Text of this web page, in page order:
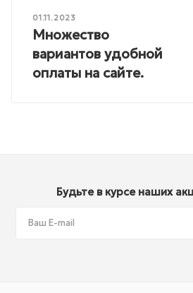
01.11.2023
Множество
вариантов удобной
оплаты на сайте.
Будьте в курсе наших